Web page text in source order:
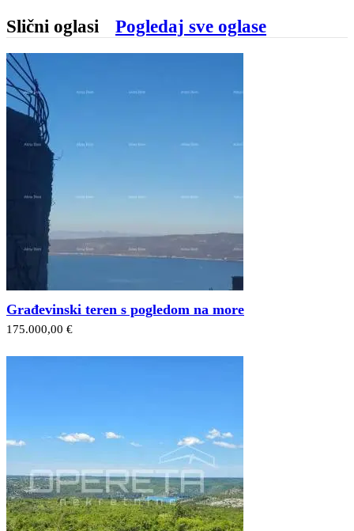
Slični oglasi Pogledaj sve oglase
Građevinski teren s pogledom na more
175.000,00 €